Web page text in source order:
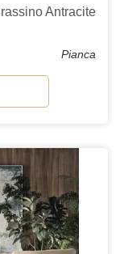
Antracite
Pianca